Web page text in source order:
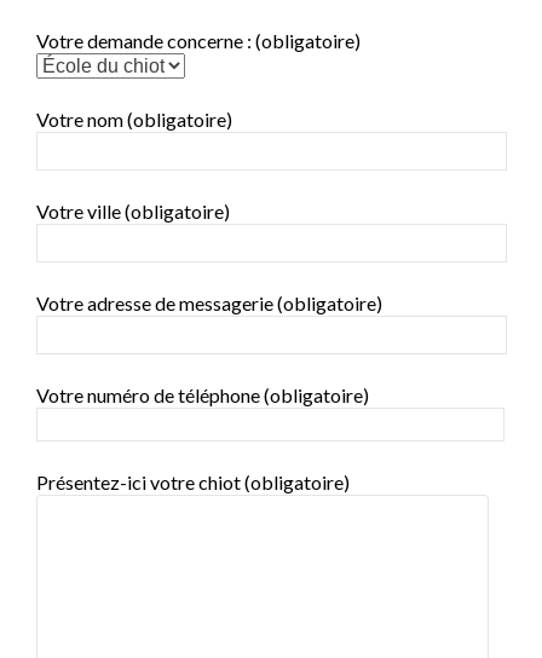
Votre demande concerne : (obligatoire)
Votre nom (obligatoire)
Votre ville (obligatoire)
Votre adresse de messagerie (obligatoire)
Votre numéro de téléphone (obligatoire)
Présentez-ici votre chiot (obligatoire)